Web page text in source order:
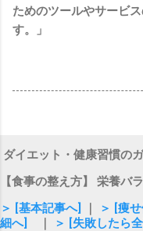
ためのツールやサービ
す。」
ダイエット・健康習慣の
【食事の整え方】 栄養バ
＞ [基本記事へ]
＞ [痩
細へ]
＞ [失敗したら